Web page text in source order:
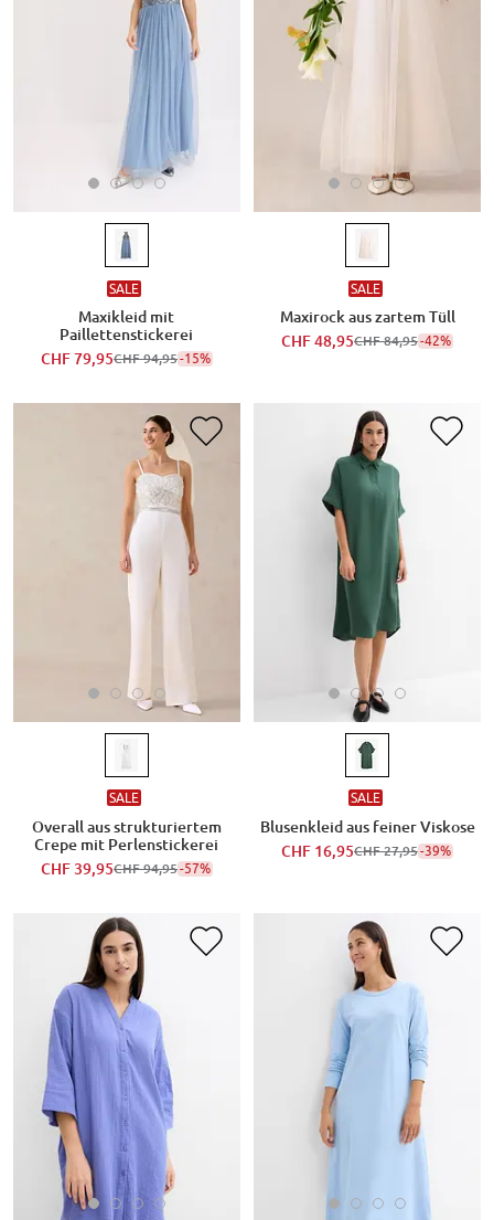
SALE
Maxikleid mit
Paillettenstickerei
CHF 79,95CHF 94,95-15%
SALE
Maxirock aus zartem Tüll
CHF 48,95CHF 84,95-42%
SALE
Overall aus strukturiertem
Crepe mit Perlenstickerei
CHF 39,95CHF 94,95-57%
SALE
Blusenkleid aus feiner Viskose
CHF 16,95CHF 27,95-39%